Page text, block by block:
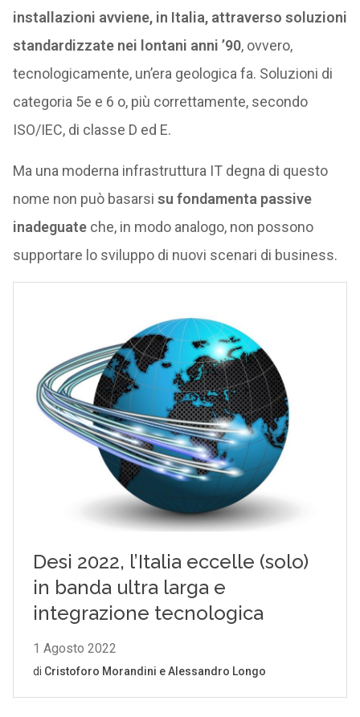
installazioni avviene, in Italia, attraverso soluzioni
standardizzate nei lontani anni ’90, ovvero,
tecnologicamente, un’era geologica fa. Soluzioni di
categoria 5e e 6 o, più correttamente, secondo
ISO/IEC, di classe D ed E.
Ma una moderna infrastruttura IT degna di questo
nome non può basarsi su fondamenta passive
inadeguateche, in modo analogo, non possono
supportare lo sviluppo di nuovi scenari di business.